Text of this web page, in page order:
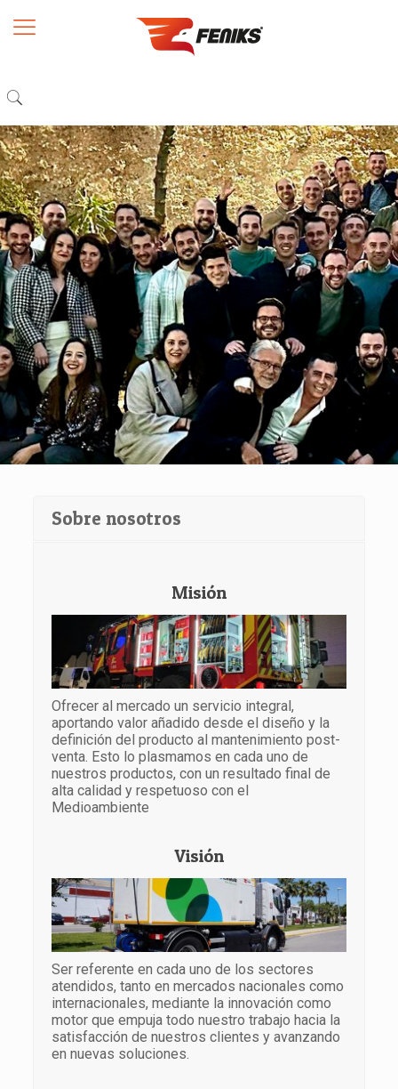
Sobre nosotros
Misión
Ofrecer al mercado un servicio integral,
aportando valor añadido desde el diseño y la
definición del producto al mantenimiento post-
venta. Esto lo plasmamos en cada uno de
nuestros productos, con un resultado final de
alta calidad y respetuoso con el
Medioambiente
Visión
Ser referente en cada uno de los sectores
atendidos, tanto en mercados nacionales como
internacionales, mediante la innovación como
motor que empuja todo nuestro trabajo hacia la
satisfacción de nuestros clientes y avanzando
en nuevas soluciones.